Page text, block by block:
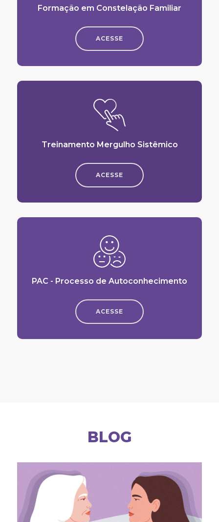
Formação em Constelação Familiar
ACESSE
Treinamento Mergulho Sistêmico
ACESSE
PAC - Processo de Autoconhecimento
ACESSE
BLOG